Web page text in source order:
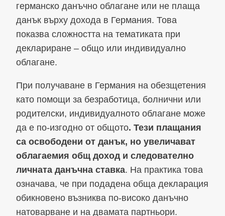
германско данъчно облагане или не плаща
данък върху дохода в Германия. Това
показва сложността на тематиката при
деклариране – общо или индивидуално
облагане.
При получаване в Германия на обезщетения
като помощи за безработица, болнични или
родителски, индивидуалното облагане може
да е по-изгодно от общото. Тези плащания
са освободени от данък, но увеличават
облагаемия общ доход и следователно
личната данъчна ставка. На практика това
означава, че при подадена обща декларация
обикновено възниква по-високо данъчно
натоварване и на двамата партньори.